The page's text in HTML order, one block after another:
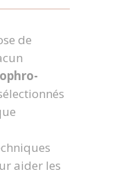
de
aider les